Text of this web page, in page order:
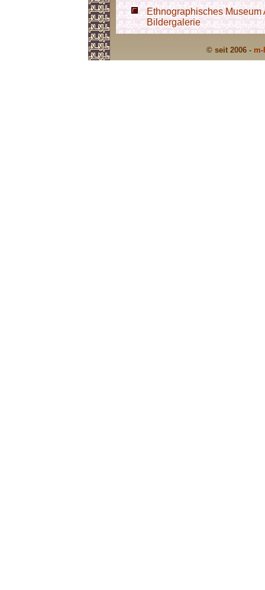
Ethnographisches Museum
Bildergalerie
© seit 2006 -